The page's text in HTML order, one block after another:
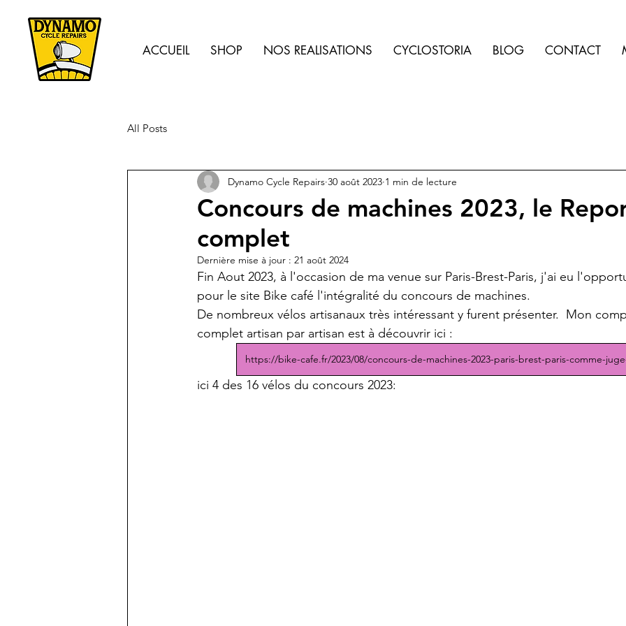
ACCUEIL SHOP NOS REALISATIONS CYCLOSTORIA BLOG CONTACT
All Posts
Concours de machines 2023, le
complet
Dynamo Cycle Repairs 30 août 2023 1 min de lecture
Dernière mise à jour : 21 août 2024
Fin Aout 2023, à l'occasion de ma venue sur Paris-Brest-Paris, j'ai eu
pour le site Bike café l'intégralité du concours de machines.
De nombreux vélos artisanaux très intéressant y furent présenter.  Mon
complet artisan par artisan est à découvrir ici :
https://bike-cafe.fr/2023/08/concours-de-machines-2023-paris-brest-paris-comme-
ici 4 des 16 vélos du concours 2023: